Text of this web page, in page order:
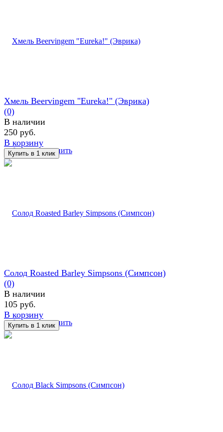
избранное сравнить
Хмель Beervingem "Eureka!" (Эврика)
(0)
В наличии
250 руб.
В корзину
избранное сравнить
Солод Roasted Barley Simpsons (Симпсон)
(0)
В наличии
105 руб.
В корзину